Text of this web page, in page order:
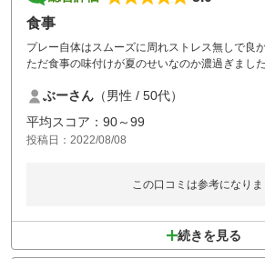
食事
プレー自体はスムーズに周れストレス無しで良か
ただ食事の味付けが夏のせいなのか濃過ぎました
油淋鶏もしょっぱいって言ってました。
楽しみの一つでも有る食事にも気を使ってほしい
思いました。
ぶーさん （男性 / 50代）
平均スコア：90～99
投稿日：2022/08/08
この口コミは参考になりま
続きを見る